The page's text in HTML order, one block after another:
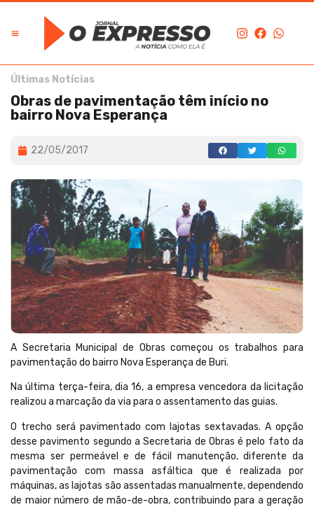
Últimas Notícias
Obras de pavimentação têm início no
bairro Nova Esperança
22/05/2017
A Secretaria Municipal de Obras começou os trabalhos para
pavimentação do bairro Nova Esperança de Buri.
Na última terça-feira, dia 16, a empresa vencedora da licitação
realizou a marcação da via para o assentamento das guias.
O trecho será pavimentado com lajotas sextavadas. A opção
desse pavimento segundo a Secretaria de Obras é pelo fato da
mesma ser permeável e de fácil manutenção, diferente da
pavimentação com massa asfáltica que é realizada por
máquinas, as lajotas são assentadas manualmente, dependendo
de maior número de mão-de-obra, contribuindo para a geração